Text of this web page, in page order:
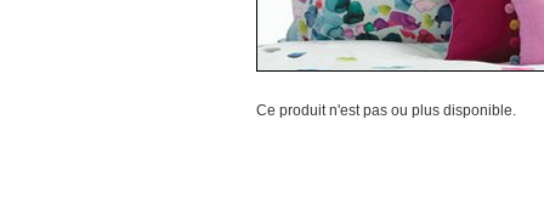
Ce produit n'est pas ou plus disponible.